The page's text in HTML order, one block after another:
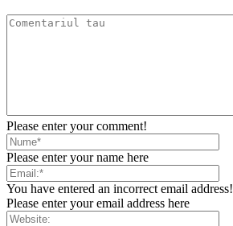
Please enter your comment!
Please enter your name here
You have entered an incorrect email address!
Please enter your email address here